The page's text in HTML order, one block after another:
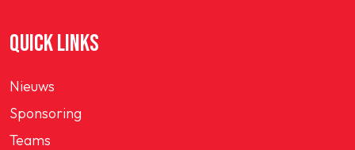
QUICK LINKS
Nieuws
Sponsoring
Teams